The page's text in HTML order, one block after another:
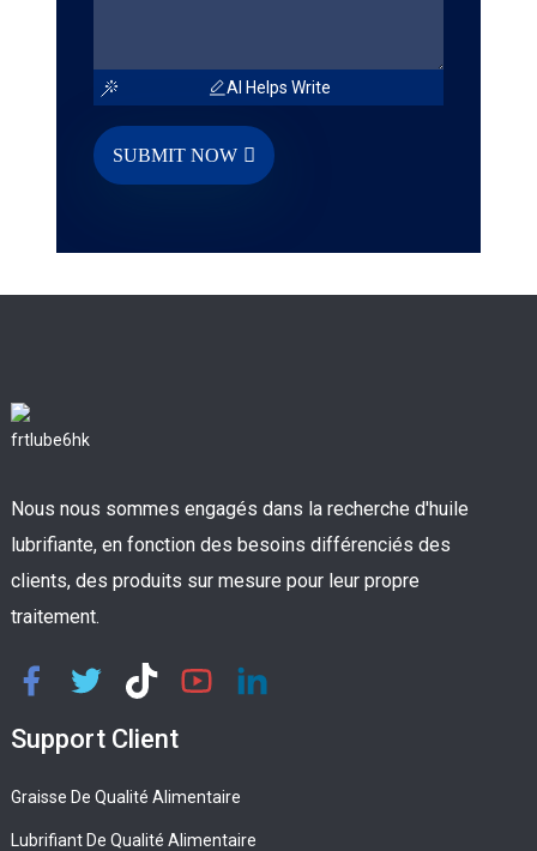
AI Helps Write
SUBMIT NOW
Nous nous sommes engagés dans la recherche d'huile
lubrifiante, en fonction des besoins différenciés des
clients, des produits sur mesure pour leur propre
traitement.
Support Client
Graisse De Qualité Alimentaire
Lubrifiant De Qualité Alimentaire